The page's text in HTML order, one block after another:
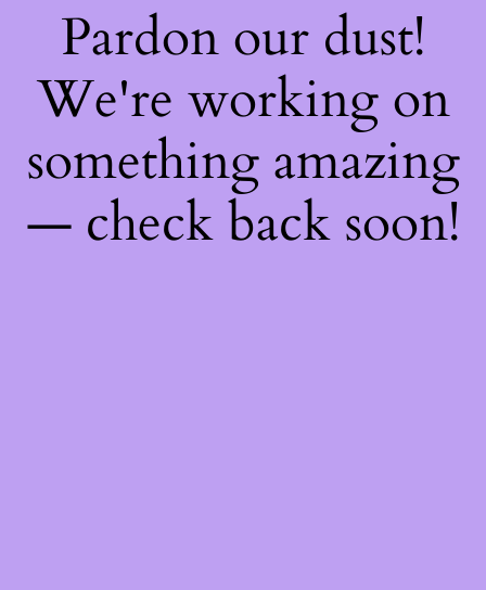
Pardon our dust!
We're working on
something amazing
— check back soon!